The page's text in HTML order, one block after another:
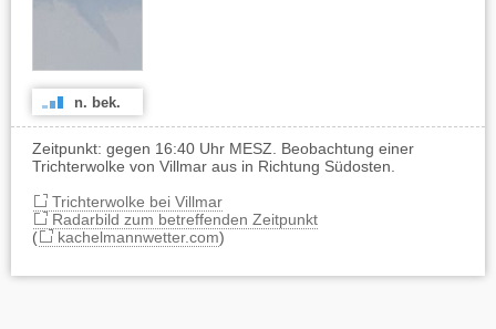
n. bek.
Zeitpunkt: gegen 16:40 Uhr MESZ. Beobachtung einer
Trichterwolke von Villmar aus in Richtung Südosten.
Trichterwolke bei Villmar
Radarbild zum betreffenden Zeitpunkt
(
kachelmannwetter.com)